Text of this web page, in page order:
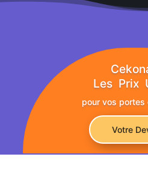
Les Prix
pour vos portes
Votre